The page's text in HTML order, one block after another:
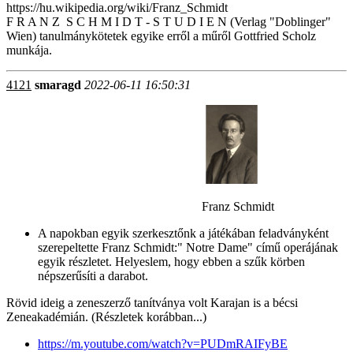
https://hu.wikipedia.org/wiki/Franz_Schmidt
F R A N Z S C H M I D T - S T U D I E N (Verlag "Doblinger"
Wien) tanulmánykötetek egyike erről a műről Gottfried Scholz
munkája.
4121 smaragd 2022-06-11 16:50:31
Franz Schmidt
A napokban egyik szerkesztőnk a játékában feladványként
szerepeltette Franz Schmidt:" Notre Dame" című operájának
egyik részletet. Helyeslem, hogy ebben a szűk körben
népszerűsíti a darabot.
Rövid ideig a zeneszerző tanítványa volt Karajan is a bécsi
Zeneakadémián. (Részletek korábban...)
https://m.youtube.com/watch?v=PUDmRAIFyBE